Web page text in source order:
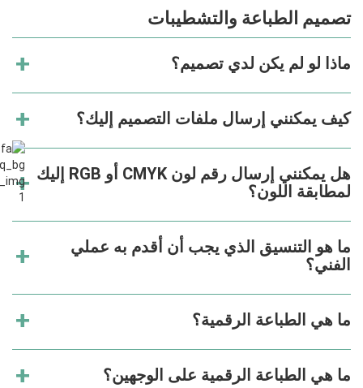
تصميم الطباعة والتشطيبات
ماذا لو لم يكن لدي تصميم؟
كيف يمكنني إرسال ملفات التصميم إليك؟
هل يمكنني إرسال رقم لون CMYK أو RGB إليك
لمطابقة اللون؟
ما هو التنسيق الذي يجب أن أقدم به عملي
الفني؟
ما هي الطباعة الرقمية؟
ما هي الطباعة الرقمية على الوجهين؟